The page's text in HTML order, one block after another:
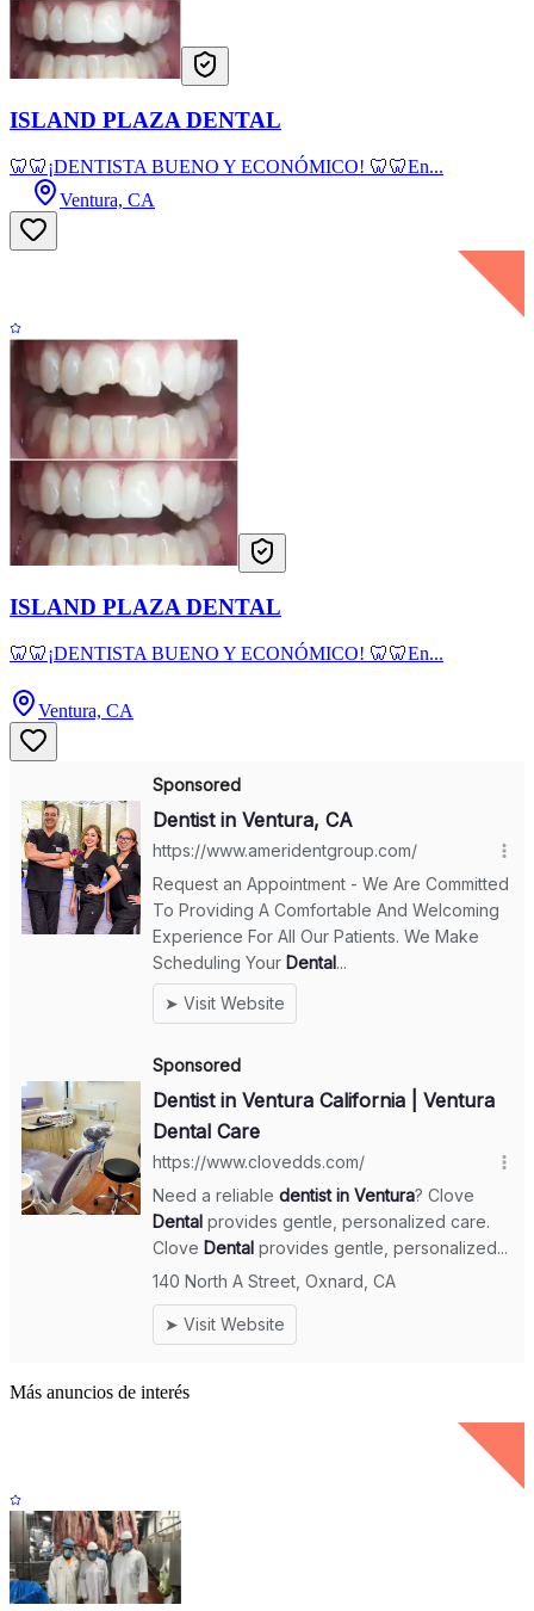
ISLAND PLAZA DENTAL
🦷🦷¡DENTISTA BUENO Y ECONÓMICO! 🦷🦷En...
Ventura, CA
ISLAND PLAZA DENTAL
🦷🦷¡DENTISTA BUENO Y ECONÓMICO! 🦷🦷En...
Ventura, CA
Más anuncios de interés